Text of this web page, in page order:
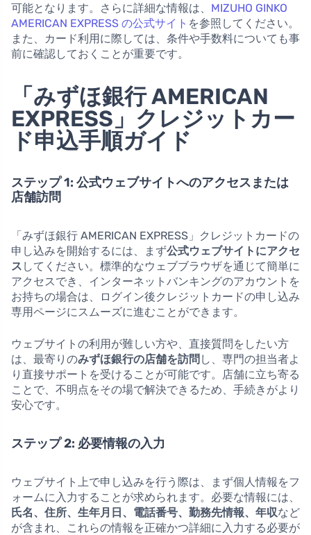
可能となります。さらに詳細な情報は、 MIZUHO GINKO
AMERICAN EXPRESS の公式サイト を参照してください。
また、カード利用に際しては、条件や手数料についても事
前に確認しておくことが重要です。
「みずほ銀行 AMERICAN
EXPRESS」クレジットカー
ド申込手順ガイド
ステップ 1: 公式ウェブサイトへのアクセスまたは
店舗訪問
「みずほ銀行 AMERICAN EXPRESS」クレジットカードの
申し込みを開始するには、まず公式ウェブサイトにアクセ
ス してください。標準的なウェブブラウザを通じて簡単に
アクセスでき、インターネットバンキングのアカウントを
お持ちの場合は、ログイン後クレジットカードの申し込み
専用ページにスムーズに進むことができます。
ウェブサイトの利用が難しい方や、直接質問をしたい方
は、最寄りのみずほ銀行の店舗を訪問 し、専門の担当者よ
り直接サポートを受けることが可能です。店舗に立ち寄る
ことで、不明点をその場で解決できるため、手続きがより
安心です。
ステップ 2: 必要情報の入力
ウェブサイト上で申し込みを行う際は、まず個人情報をフ
ォームに入力することが求められます。必要な情報には、
氏名、住所、生年月日、電話番号、勤務先情報、年収など
が含まれ、これらの情報を正確かつ詳細に入力する必要が